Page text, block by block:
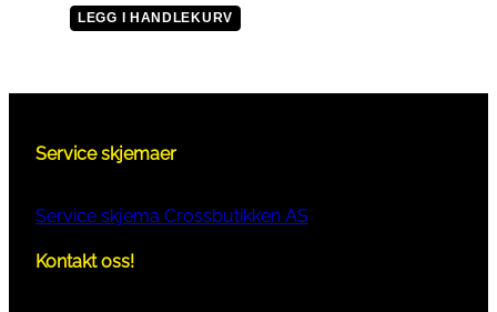
LEGG I HANDLEKURV
Service skjemaer
Service skjema Crossbutikken AS
Kontakt oss!